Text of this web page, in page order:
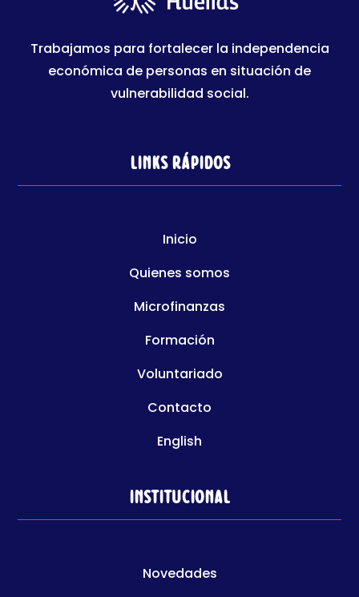
Trabajamos para fortalecer la independencia
económica de personas en situación de
vulnerabilidad social.
Links rápidos
Inicio
Quienes somos
Microfinanzas
Formación
Voluntariado
Contacto
English
Institucional
Novedades